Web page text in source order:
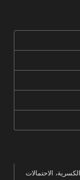
الاحتمالات